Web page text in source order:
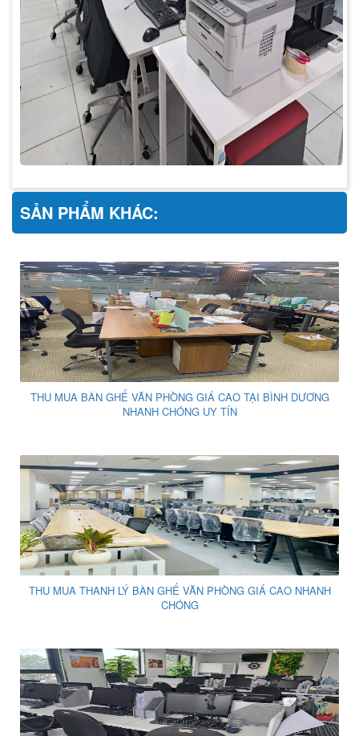
SẢN PHẨM KHÁC:
THU MUA BÀN GHẾ VĂN PHÒNG GIÁ CAO TẠI BÌNH DƯƠNG
NHANH CHÓNG UY TÍN
THU MUA THANH LÝ BÀN GHẾ VĂN PHÒNG GIÁ CAO NHANH
CHÓNG